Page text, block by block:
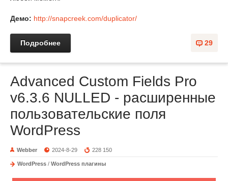
Демо: http://snapcreek.com/duplicator/
29
Подробнее
Advanced Custom Fields Pro
v6.3.6 NULLED - расширенные
пользовательские поля
WordPress
Webber 2024-8-29 228 150
WordPress / WordPress плагины